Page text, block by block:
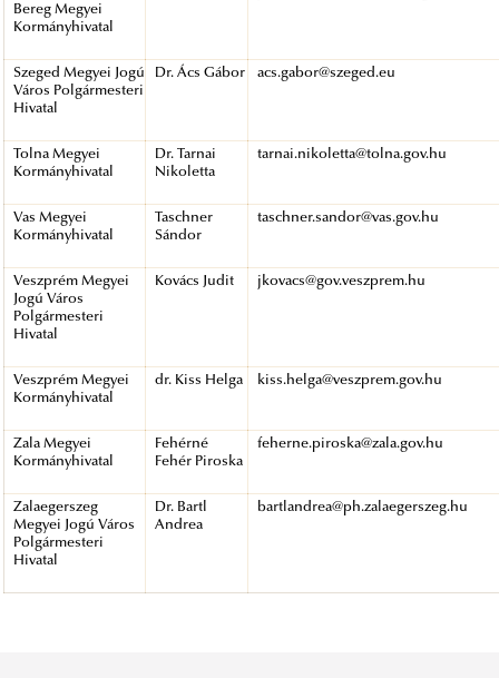
Bereg Megyei
Kormányhivatal
Szeged Megyei Jogú
Város Polgármesteri
Hivatal
Dr. Ács Gábor acs.gabor@szeged.eu
Tolna Megyei
Kormányhivatal
Dr. Tarnai
Nikoletta
tarnai.nikoletta@tolna.gov.hu
Vas Megyei
Kormányhivatal
Taschner
Sándor
taschner.sandor@vas.gov.hu
Veszprém Megyei
Jogú Város
Polgármesteri
Hivatal
Kovács Judit jkovacs@gov.veszprem.hu
Veszprém Megyei
Kormányhivatal
dr. Kiss Helga kiss.helga@veszprem.gov.hu
Zala Megyei
Kormányhivatal
Fehérné
Fehér Piroska
feherne.piroska@zala.gov.hu
Zalaegerszeg
Megyei Jogú Város
Polgármesteri
Hivatal
Dr. Bartl
Andrea
bartlandrea@ph.zalaegerszeg.hu